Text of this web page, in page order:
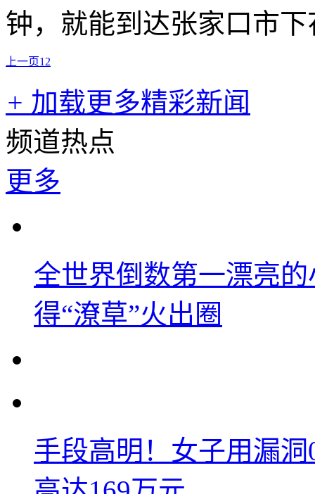
钟，就能到达张家口市
上一页1 2
+ 加载更多精彩新闻
频道热点
更多
全世界倒数第一漂亮
得“潦草”火出圈
手段高明！女子用漏